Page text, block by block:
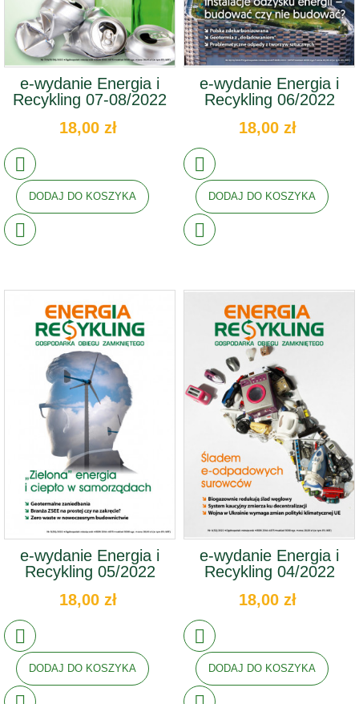
e-wydanie Energia i
Recykling 07-08/2022
18,00 zł
DODAJ DO KOSZYKA
e-wydanie Energia i
Recykling 06/2022
18,00 zł
DODAJ DO KOSZYKA
e-wydanie Energia i
Recykling 05/2022
18,00 zł
DODAJ DO KOSZYKA
e-wydanie Energia i
Recykling 04/2022
18,00 zł
DODAJ DO KOSZYKA